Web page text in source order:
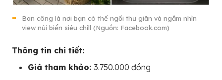
Ban công là nơi bạn có thể ngồi thư giãn và ngắm nhìn
view núi biển siêu chill (Nguồn: Facebook.com)
Thông tin chi tiết:
Giá tham khảo: 3.750.000 đồng